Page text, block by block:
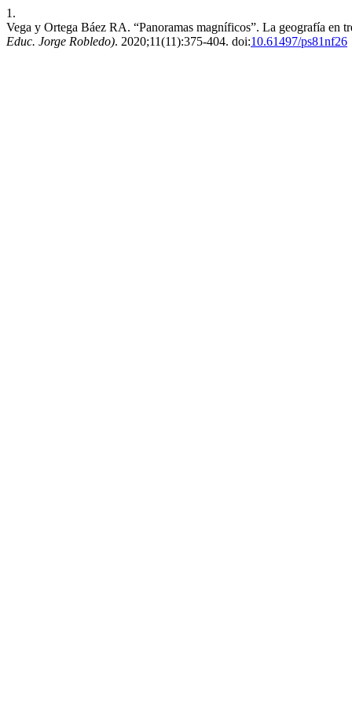
1.
Vega y Ortega Báez RA. “Panoramas magníficos”. La geografía en
Educ. Jorge Robledo). 2020;11(11):375-404. doi:10.61497/ps81nf26